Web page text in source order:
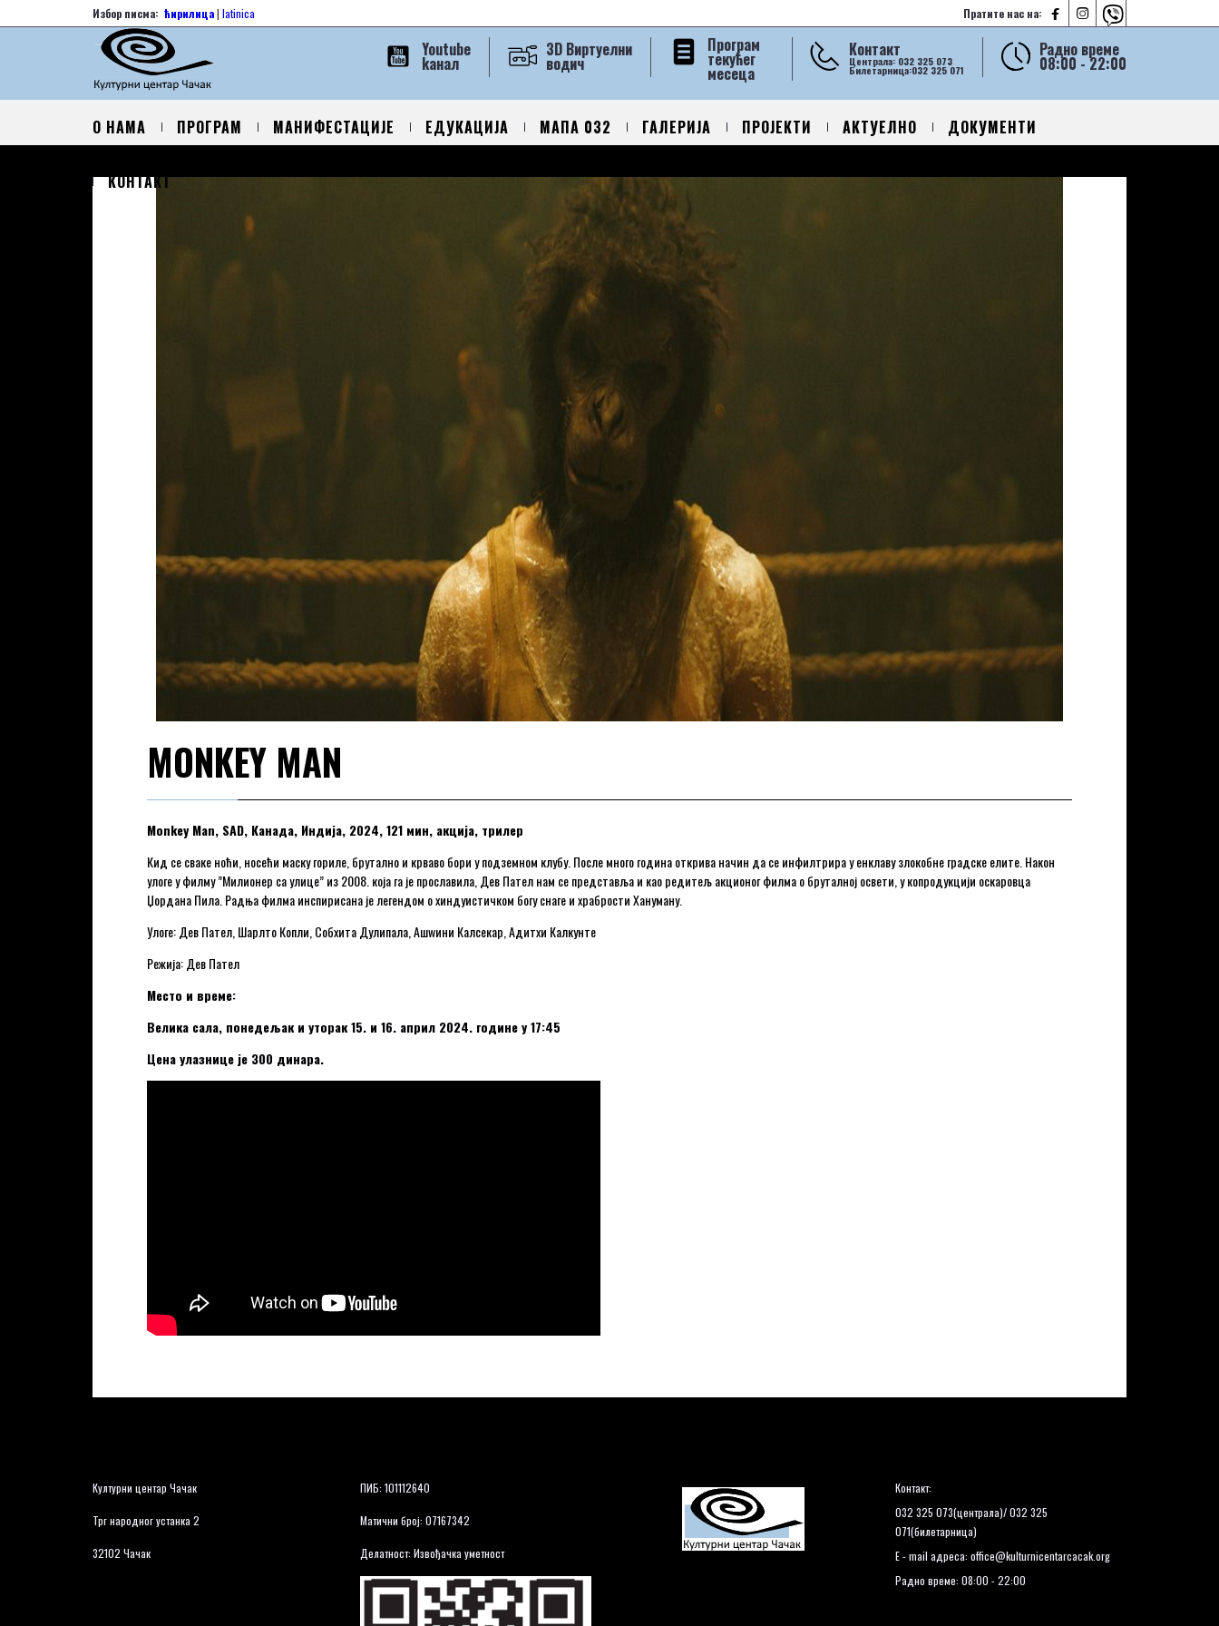
Пратите нас на:   
Избор писма: ћирилица| latinica
Радно време
08:00 - 22:00
Контакт
Централа: 032 325 073
Билетарница:032 325 071
Програм
текућег
месеца
3D Виртуелни
водич
Youtube
kанал
О НАМА ПРОГРАМ МАНИФЕСТАЦИЈЕ ЕДУКАЦИЈА МАПА 032 ГАЛЕРИЈА ПРОЈЕКТИ АКТУЕЛНО ДОКУМЕНТИ
КОНТАКТ
MONKEY MAN
Monkey Man, SAD, Канада, Индија, 2024, 121 мин, акција, трилер
Кид се сваке ноћи, носећи маску гориле, брутално и крваво бори у подземном клубу. После много година открива начин да се инфилтрира у енклаву злокобне градске елите. Након
улоге у филму ”Милионер са улице” из 2008. која га је прославила, Дев Пател нам се представља и као редитељ акционог филма о бруталној освети, у копродукцији оскаровца
Џордана Пила. Радња филма инспирисана је легендом о хиндуистичком богу снаге и храбрости Хануману.
Улоге: Дев Пател, Шарлто Копли, Собхита Дулипала, Ашwини Калсекар, Адитхи Калкунте
Режија: Дев Пател
Место и време:
Велика сала, понедељак и уторак 15. и 16. април 2024. године у 17:45
Цена улазнице је 300 динара.
Културни центар Чачак
Трг народног устанка 2
32102 Чачак
ПИБ: 101112640
Матични број: 07167342
Делатност: Извођачка уметност
Контакт:
032 325 073(централа)/ 032 325
071(билетарница)
E - mail адреса: office@kulturnicentarcacak.org
Радно време: 08:00 - 22:00